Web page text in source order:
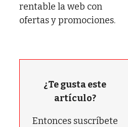
rentable la web con
ofertas y promociones.
¿Te gusta este
artículo?
Entonces suscríbete